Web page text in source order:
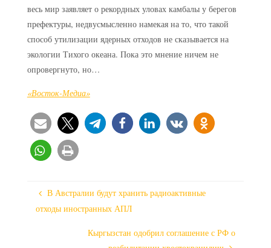
весь мир заявляет о рекордных уловах камбалы у берегов
префектуры, недвусмысленно намекая на то, что такой
способ утилизации ядерных отходов не сказывается на
экологии Тихого океана. Пока это мнение ничем не
опровергнуто, но…
«Восток-Медиа»
В Австралии будут хранить радиоактивные
отходы иностранных АПЛ
Кыргызстан одобрил соглашение с РФ о